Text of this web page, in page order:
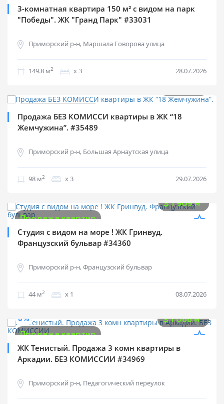
3-комнатная квартира 150 м² с видом на парк
"Победы". ЖК "Гранд Парк" #33031
Приморский р-н, Маршала Говорова улица
149.8 м2 х 3 28.07.2026
Продажа БЕЗ КОМИССИ квартиры в ЖК “18
Жемчужина”. #35489
Приморский р-н, Большая Арнаутская улица
98 м2 х 3 29.07.2026
$1 909 м2
Продажа квартир
Студия с видом на море ! ЖК Гринвуд.
Французский бульвар #34360
Приморский р-н, Французский бульвар
44 м2 х 1 08.07.2026
0%
$1 066 м2
Продажа квартир
ЖК Тенистый. Продажа 3 комн квартиры в
Аркадии. БЕЗ КОМИССИИ #34969
Приморский р-н, Педагогический переулок